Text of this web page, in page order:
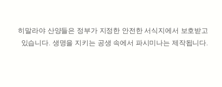
히말라야 산양들은 정부가 지정한 안전한 서식지에서 보호받고
있습니다. 생명을 지키는 공생 속에서 파시미나는 제작됩니다.